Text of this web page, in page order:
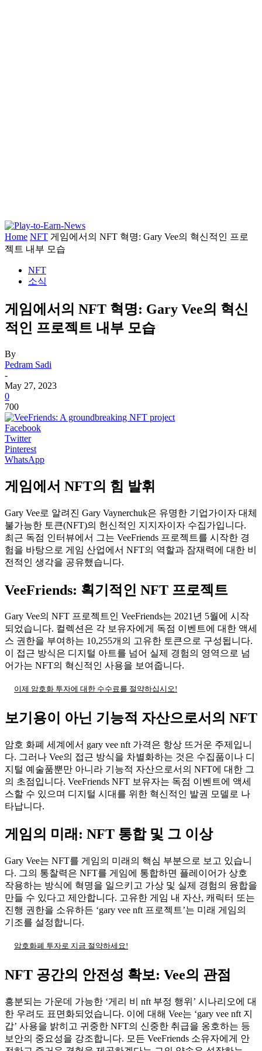
Home NFT 게임에서의 NFT 혁명: Gary Vee의 혁신적인 프로
젝트 내부 모습
NFT
소식
게임에서의 NFT 혁명: Gary Vee의 혁신
적인 프로젝트 내부 모습
By
Pedram Sadi
-
May 27, 2023
0
700
Facebook
Twitter
Pinterest
WhatsApp
게임에서 NFT의 힘 발휘
Gary Vee로 알려진 Gary Vaynerchuk은 유명한 기업가이자 대체
불가능한 토큰(NFT)의 헌신적인 지지자이자 수집가입니다.
최근 독점 인터뷰에서 그는 VeeFriends 프로젝트를 시작한 경
험을 바탕으로 게임 산업에서 NFT의 역할과 잠재력에 대한 비
전적인 생각을 공유했습니다.
VeeFriends: 획기적인 NFT 프로젝트
Gary Vee의 NFT 프로젝트인 VeeFriends는 2021년 5월에 시작
되었습니다. 컬렉션은 각 보유자에게 독점 이벤트에 대한 액세
스 권한을 부여하는 10,255개의 고유한 토큰으로 구성됩니다.
이 접근 방식은 디지털 아트를 넘어 실제 경험의 영역으로 넘
어가는 NFT의 혁신적인 사용을 보여줍니다.
이제 암호화 투자에 대한 수수료를 절약하십시오!
보기용이 아닌 기능적 자산으로서의 NFT
암호 화폐 세계에서 gary vee nft 가격은 항상 뜨거운 주제입니
다. 그러나 Vee의 접근 방식을 차별화하는 것은 수집품이나 디
지털 예술품뿐만 아니라 기능적 자산으로서의 NFT에 대한 그
의 초점입니다. VeeFriends NFT 보유자는 독점 이벤트에 액세
스할 수 있으며 디지털 시대를 위한 혁신적인 발권 모델로 나
타납니다.
게임의 미래: NFT 통합 및 그 이상
Gary Vee는 NFT를 게임의 미래의 핵심 부분으로 보고 있습니
다. 그의 통찰력은 NFT를 게임에 통합하면 플레이어가 상호
작용하는 방식에 혁명을 일으키고 가상 및 실제 경험의 융합을
만들 수 있다고 제안합니다. 고유한 게임 내 자산, 캐릭터 또는
진행 권한을 소유하든 ‘gary vee nft 프로젝트’는 미래 게임의
기조를 설정합니다.
암호화폐 투자로 지금 절약하세요!
NFT 공간의 안전성 확보: Vee의 관점
흥분되는 가운데 가능한 ‘게리 비 nft 부정 행위’ 시나리오에 대
한 우려도 표면화되었습니다. 이에 대해 Vee는 ‘gary vee nft 지
갑’ 사용을 밝히고 귀중한 NFT의 신중한 취급을 옹호하는 등
보안의 중요성을 강조합니다. 모든 VeeFriends 소유자에게 안